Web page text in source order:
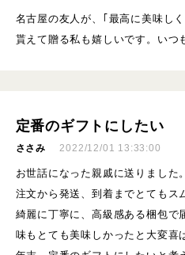
名古屋の友人が、｢最高に美味し
貰えて贈る私も嬉しいです。いつ
定番のギフトにしたい
ささみ 2022/12/01 13:33:00
お世話になった親戚に送りました。
注文から発送、到着までとてもス
綺麗に丁寧に、高級感ある梱包で
味もとても美味しかったと大変喜